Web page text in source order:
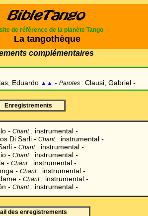
de référence de la planète Tango
La tangothèque
complémentaires
Eduardo ▲▲ - Paroles : Clausi, Gabriel -
Enregistrements
- Chant: instrumental -
Di Sarli - Chant: instrumental -
- Chant: instrumental -
- Chant: instrumental -
- Chant: instrumental -
- Chant: instrumental -
- Chant: instrumental -
- Chant: instrumental -
des enregistrements